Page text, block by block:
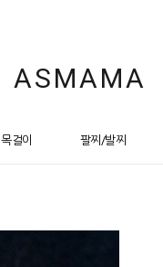
ASMAMA
목걸이 팔찌/발찌